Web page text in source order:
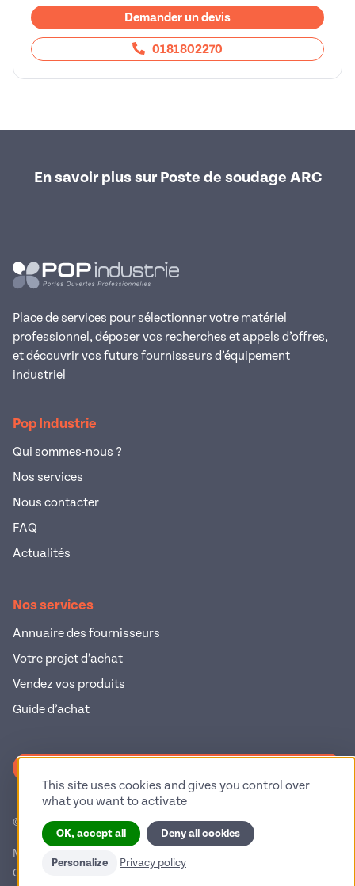
Demander un devis
0181802270
En savoir plus sur Poste de soudage ARC
Place de services pour sélectionner votre matériel
professionnel, déposer vos recherches et appels d’offres,
et découvrir vos futurs fournisseurs d’équipement
industriel
Pop Industrie
Qui sommes-nous ?
Nos services
Nous contacter
FAQ
Actualités
Nos services
Annuaire des fournisseurs
Votre projet d’achat
Vendez vos produits
Guide d’achat
© 2026 Pop Industrie – Tous droits réservés
Mentions légales
Conditions générales d'utilisation
This site uses cookies and gives you control over
what you want to activate
OK, accept all Deny all cookies
Personalize Privacy policy